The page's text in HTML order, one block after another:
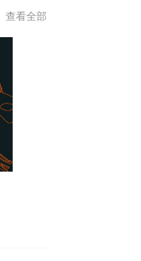
查看全部